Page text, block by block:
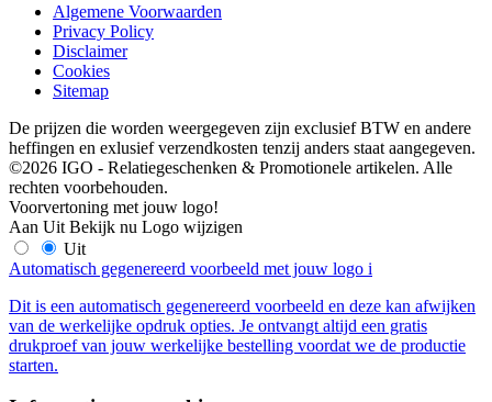
Algemene Voorwaarden
Privacy Policy
Disclaimer
Cookies
Sitemap
De prijzen die worden weergegeven zijn exclusief BTW en andere
heffingen en exlusief verzendkosten tenzij anders staat aangegeven.
©2026 IGO - Relatiegeschenken & Promotionele artikelen. Alle
rechten voorbehouden.
Voorvertoning met jouw logo!
Aan Uit Bekijk nu Logo wijzigen
Uit
Automatisch gegenereerd voorbeeld met jouw logo i
Dit is een automatisch gegenereerd voorbeeld en deze kan afwijken
van de werkelijke opdruk opties. Je ontvangt altijd een gratis
drukproef van jouw werkelijke bestelling voordat we de productie
starten.